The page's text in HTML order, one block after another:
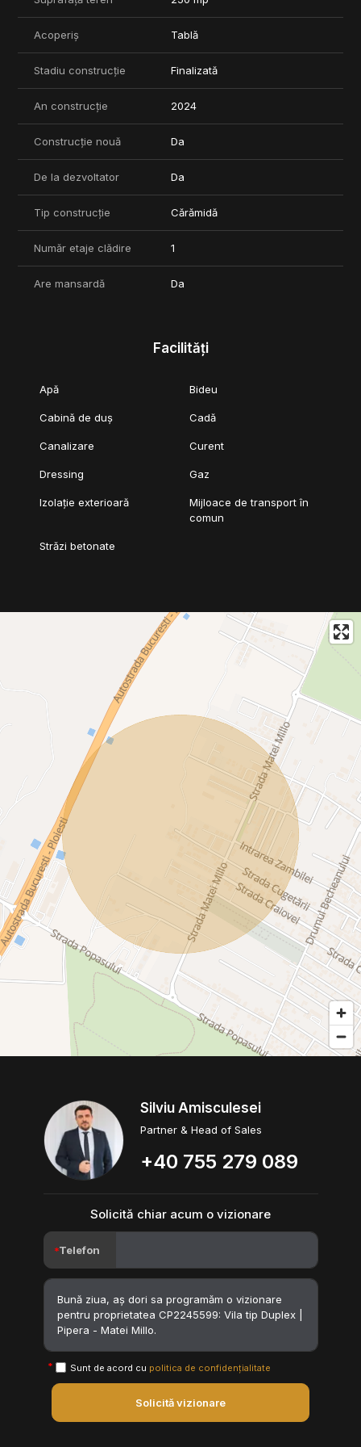
Pentru mai multe informatii si programarea unei vizionari, va
invitam sa ne contactati.
Acoperiș Tablă
Stadiu construcție Finalizată
An construcție 2024
Construcție nouă Da
De la dezvoltator Da
Tip construcție Cărămidă
Număr etaje clădire 1
Are mansardă Da
Facilități
Apă Bideu
Cabină de duș Cadă
Canalizare Curent
Dressing Gaz
Izolație exterioară
Mijloace de transport în
comun
Străzi betonate
Silviu Amisculesei
Partner & Head of Sales
+40 755 279 089
Solicită chiar acum o vizionare
Telefon
Sunt de acord cu politica de confidențialitate
Solicită vizionare